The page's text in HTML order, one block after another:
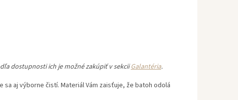
dostupnosti ich je možné zakúpiť v sekciiGalantéria.
aj výborne čistí. Materiál Vám zaisťuje, že batoh odolá